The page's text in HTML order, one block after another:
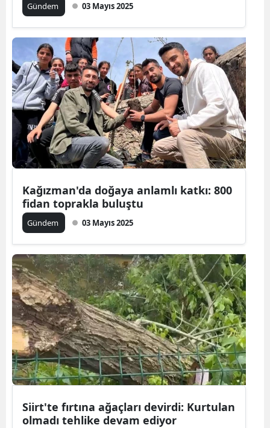
Gündem 03 Mayıs 2025
Kağızman'da doğaya anlamlı katkı: 800
fidan toprakla buluştu
Gündem 03 Mayıs 2025
Siirt'te fırtına ağaçları devirdi: Kurtulan
olmadı tehlike devam ediyor